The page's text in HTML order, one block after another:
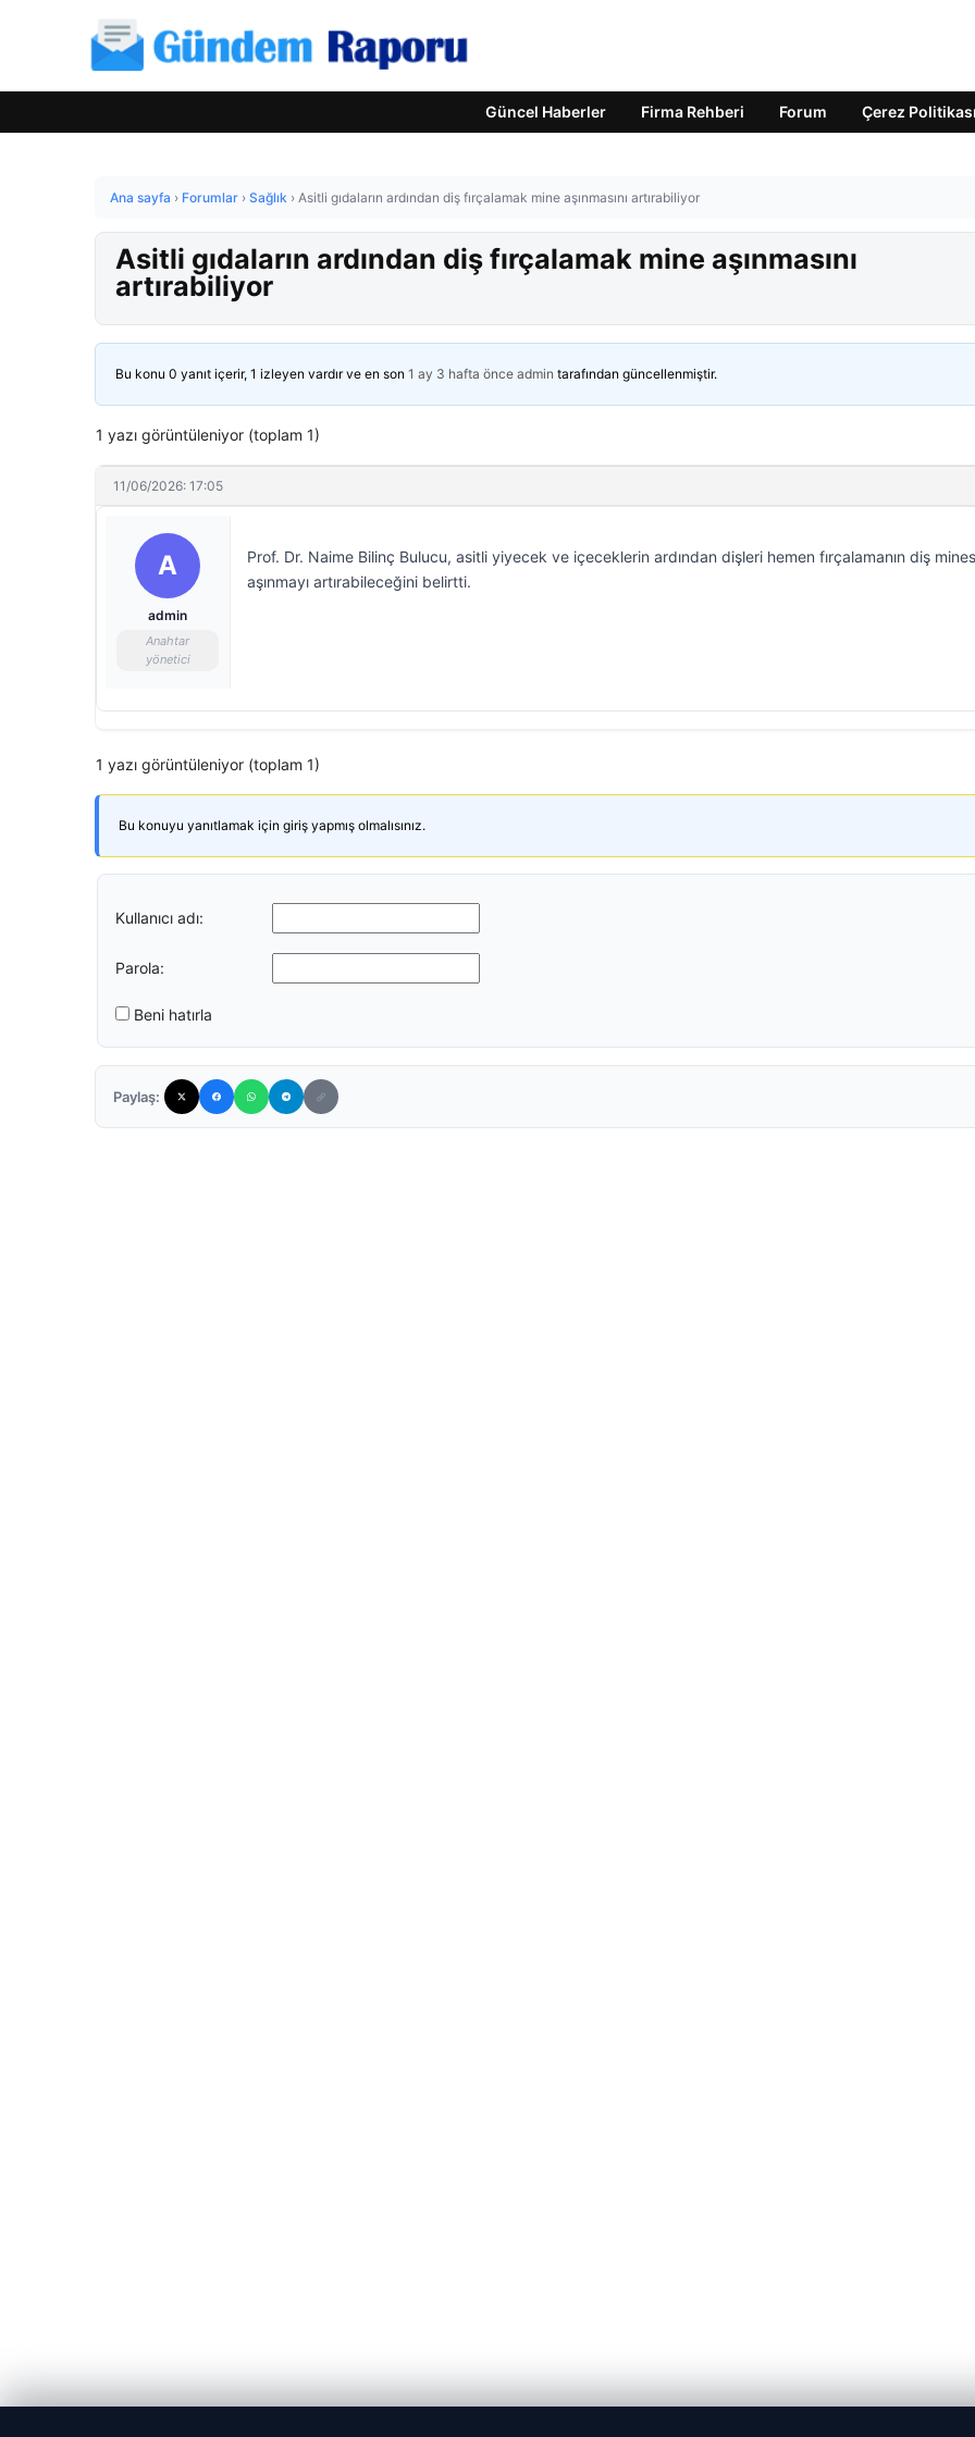
Güncel Haberler Firma Rehberi Forum Çerez Politikası
Ana sayfa › Forumlar › Sağlık › Asitli gıdaların ardından diş fırçalamak mine aşınmasını artırabiliyor
Asitli gıdaların ardından diş fırçalamak mine aşınmasını
artırabiliyor
Bu konu 0 yanıt içerir, 1 izleyen vardır ve en son 1 ay 3 hafta önce admin tarafından güncellenmiştir.
1 yazı görüntüleniyor (toplam 1)
11/06/2026: 17:05
A
admin
Anahtar
yönetici
Prof. Dr. Naime Bilinç Bulucu, asitli yiyecek ve içeceklerin ardından dişleri hemen fırçalamanın diş
aşınmayı artırabileceğini belirtti.
1 yazı görüntüleniyor (toplam 1)
Bu konuyu yanıtlamak için giriş yapmış olmalısınız.
Kullanıcı adı:
Parola:
Beni hatırla
Paylaş: